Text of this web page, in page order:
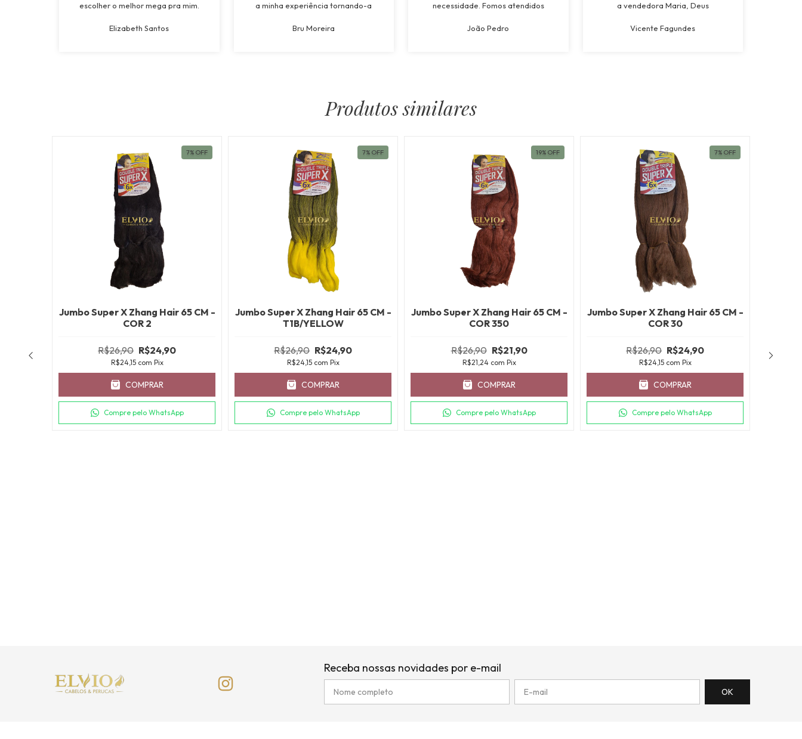
escolher o melhor mega pra mim.
mais de 15 anos e ganhei da
Elizabeth Santos
a minha experiência tornando-a
os quais já estive! recomendarei
Bru Moreira
necessidade. Fomos atendidos
atenção e suporte a todo
João Pedro
a vendedora Maria, Deus
Vicente Fagundes
Produtos similares
7% OFF
Jumbo Super X Zhang Hair 65 CM -
COR 2
R$26,90 R$24,90
R$24,15 com Pix
COMPRAR
Compre pelo WhatsApp
7% OFF
Jumbo Super X Zhang Hair 65 CM -
T1B/YELLOW
R$26,90 R$24,90
R$24,15 com Pix
COMPRAR
Compre pelo WhatsApp
19% OFF
Jumbo Super X Zhang Hair 65 CM -
COR 350
R$26,90 R$21,90
R$21,24 com Pix
COMPRAR
Compre pelo WhatsApp
7% OFF
Jumbo Super X Zhang Hair 65 CM -
COR 30
R$26,90 R$24,90
R$24,15 com Pix
COMPRAR
Compre pelo WhatsApp
Receba nossas novidades por e-mail